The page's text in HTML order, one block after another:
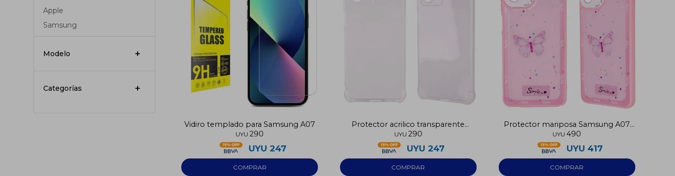
Vidiro templado para Samsung A07
UYU 290
UYU 247
Protector acrilico transparente
Samsung A07
UYU 290
UYU 247
Protector mariposa Samsung A07
rosa
UYU 490
UYU 417
Apple
Samsung
Modelo
Categorías